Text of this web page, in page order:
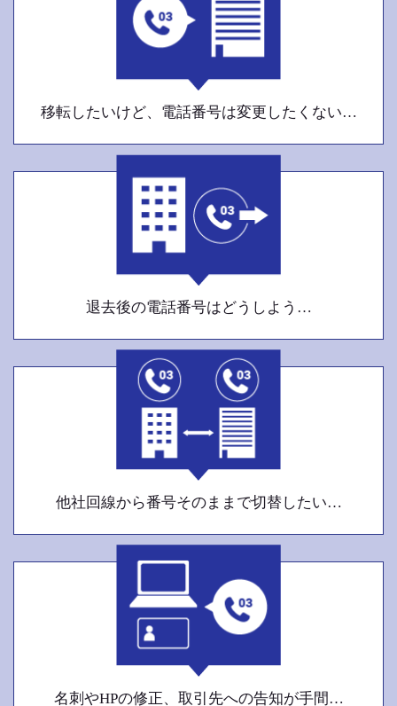
移転したいけど、電話番号は変更したくない…
退去後の電話番号はどうしよう…
他社回線から番号そのままで切替したい…
名刺やHPの修正、取引先への告知が手間…